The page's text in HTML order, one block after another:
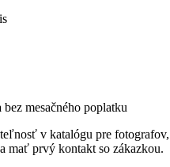
mesačného poplatku
v katalógu pre
mať prvý kontakt so zákazkou.